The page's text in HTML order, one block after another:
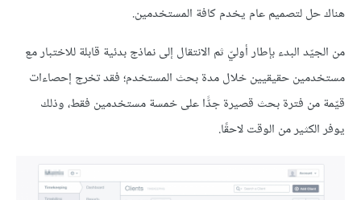
هناك حل لتصميم عام يخدم كافة المستخدمين.
من الجيّد البدء بإطار أوليّ ثم الانتقال إلى نماذج بدئية قابلة للاختبار مع
مستخدمين حقيقيين خلال مدة بحث المستخدم؛ فقد تخرج إحصاءات
قيّمة من فترة بحث قصيرة جدًّا على خمسة مستخدمين فقط، وذلك
يوفر الكثير من الوقت لاحقًا.